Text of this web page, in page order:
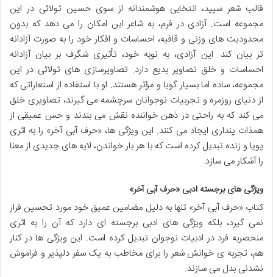
قالب شعر سپید، انتخابی هوشمندانه از سوی حسین تولائی در این
مجموعه است. آزادی در فرم، به شاعر این امکان را می دهد که بدون
محدودیت های وزنی و قافیه، احساسات و افکار خود را به صورت آزادانه
تر بیان کند. این آزادی، به نوبه خود، تأثیری شگرف بر بیان آزادانه
احساسات و خلق تصاویر بدیع دارد. تصاویرسازی های تولائی در این
مجموعه، ساده اما بسیار گویا و مؤثر هستند. او با استفاده از استعاراتی که
از دنیای روزمره و تجربیات نوجوانان سرچشمه می گیرند، تصاویری خلق
می کند که به راحتی در ذهن خواننده نقش می بندند و حس عمیقی از
همذات پنداری ایجاد می کنند. این ویژگی ها، «حرف آبی آخر» را به اثری
پویا و زنده تبدیل کرده است که با هر بار خواندن، لایه های جدیدی از معنا
را آشکار می سازد.
ویژگی های برجسته ادبی «حرف آبی آخر»
کتاب «حرف آبی آخر» تنها به دلیل مضامین عمیق خود مورد تحسین قرار
نمی گیرد، بلکه ویژگی های ادبی برجسته ای دارد که آن را به اثری
منحصربه فرد در ادبیات نوجوان تبدیل کرده است. این ویژگی ها در کنار
هم، تجربه ی خوانش شعر را برای مخاطب به یک سفر دلپذیر و فراموش
نشدنی بدل می سازند.